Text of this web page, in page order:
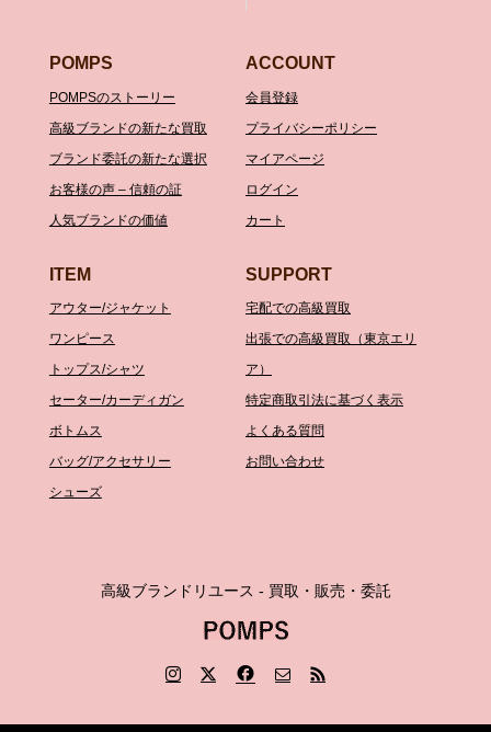
POMPS
POMPSのストーリー
高級ブランドの新たな買取
ブランド委託の新たな選択
お客様の声 – 信頼の証
人気ブランドの価値
ACCOUNT
会員登録
プライバシーポリシー
マイアページ
ログイン
カート
ITEM
アウター/ジャケット
ワンピース
トップス/シャツ
セーター/カーディガン
ボトムス
バッグ/アクセサリー
シューズ
SUPPORT
宅配での高級買取
出張での高級買取（東京エリ
ア）
特定商取引法に基づく表示
よくある質問
お問い合わせ
高級ブランドリユース - 買取・販売・委託